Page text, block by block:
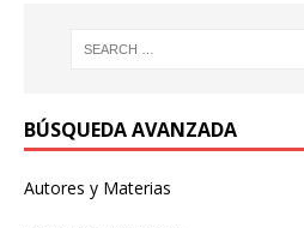
BÚSQUEDA AVANZADA
Autores y Materias